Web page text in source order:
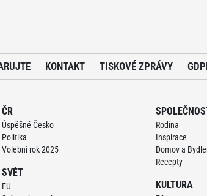
KONTAKT TISKOVÉ ZPRÁVY
ČR
Úspěšné Česko
Politika
Volební rok 2025
SVĚT
EU
Rodina
Inspirace
Domov a
Recepty
KULTURA